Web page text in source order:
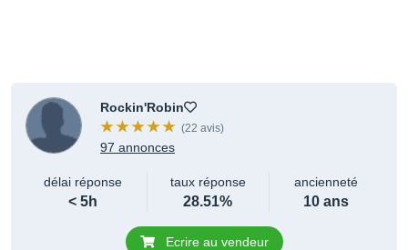
Rockin'Robin
(22 avis)
97 annonces
délai réponse
< 5h
taux réponse
28.51%
ancienneté
10 ans
Ecrire au vendeur